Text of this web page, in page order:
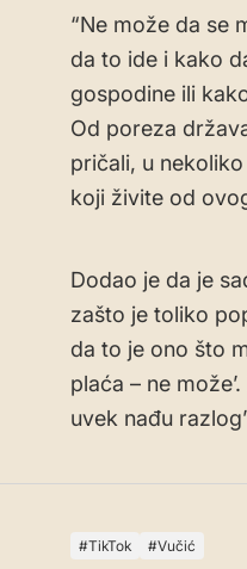
“Ne može da se
da to ide i kako
gospodine ili
Od poreza
pričali, u
koji živite od
Dodao je da je
zašto je toliko
da to je ono što
plaća – ne
uvek nađu
TikTok Vučić